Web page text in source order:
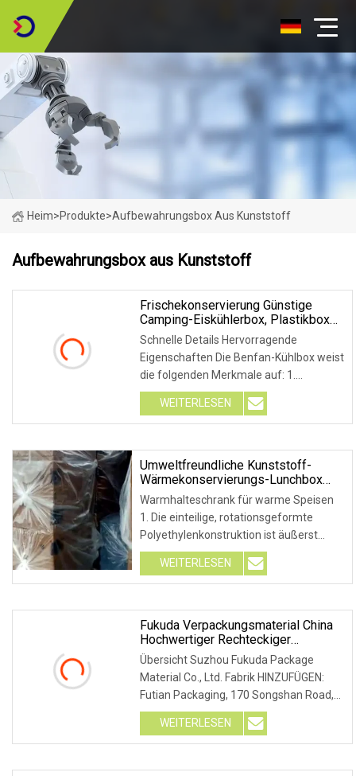
Heim>Produkte>Aufbewahrungsbox Aus Kunststoff
Aufbewahrungsbox aus Kunststoff
Frischekonservierung Günstige
Camping-Eiskühlerbox, Plastikbox
Wie Yeti-Kühler
Schnelle Details Hervorragende
Eigenschaften Die Benfan-Kühlbox weist
die folgenden Merkmale auf: 1.
Rotationsstruktur
WEITERLESEN
Umweltfreundliche Kunststoff-
Wärmekonservierungs-Lunchbox
Und Schokoladen-Auflösungsbox,
Isolierte Lebensmittelbox,
Kommerzielle, Farbenfrohe, Isolierte
Warmhaltebox, Lebensmittelschrank
Warmhalteschrank für warme Speisen
1. Die einteilige, rotationsgeformte
Polyethylenkonstruktion ist äußerst
langlebig. 2
WEITERLESEN
Fukuda Verpackungsmaterial China
Hochwertiger Rechteckiger
Kunststoffdeckel
Frischekonservierung
Lebensmittelaufbewahrungsbehälter
Box Herstellung PLA Blisterbox
Großhandel
Übersicht Suzhou Fukuda Package
Material Co., Ltd. Fabrik HINZUFÜGEN:
Futian Packaging, 170 Songshan Road,
High-Tech Zon
WEITERLESEN